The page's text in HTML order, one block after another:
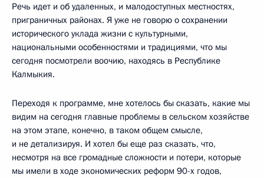
Речь идет и об удаленных, и малодоступных местностях,
приграничных районах. Я уже не говорю о сохранении
исторического уклада жизни с культурными,
национальными особенностями и традициями, что мы
сегодня посмотрели воочию, находясь в Республике
Калмыкия.
Переходя к программе, мне хотелось бы сказать, какие мы
видим на сегодня главные проблемы в сельском хозяйстве
на этом этапе, конечно, в таком общем смысле,
и не детализируя. И хотел бы еще раз сказать, что,
несмотря на все громадные сложности и потери, которые
мы имели в ходе экономических реформ 90-х годов,